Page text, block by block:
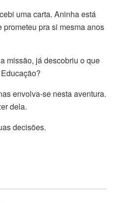
uma carta. Aninha está
pra si mesma anos
missão, já descobriu o que
envolva-se nesta aventura.
dela.
decisões.